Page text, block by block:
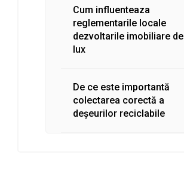
Cum influenteaza
reglementarile locale
dezvoltarile imobiliare de
lux
De ce este importantă
colectarea corectă a
deșeurilor reciclabile